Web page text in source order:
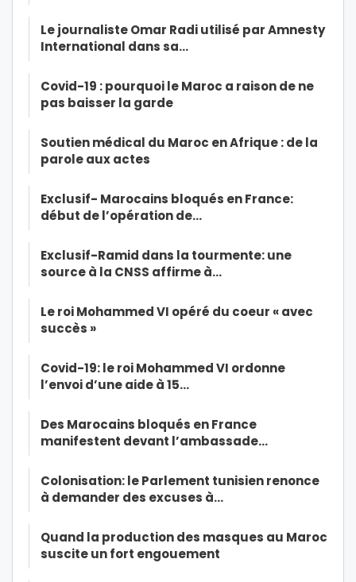
Le journaliste Omar Radi utilisé par Amnesty
International dans sa…
Covid-19 : pourquoi le Maroc a raison de ne
pas baisser la garde
Soutien médical du Maroc en Afrique : de la
parole aux actes
Exclusif- Marocains bloqués en France:
début de l’opération de…
Exclusif-Ramid dans la tourmente: une
source à la CNSS affirme à…
Le roi Mohammed VI opéré du coeur « avec
succès »
Covid-19: le roi Mohammed VI ordonne
l’envoi d’une aide à 15…
Des Marocains bloqués en France
manifestent devant l’ambassade…
Colonisation: le Parlement tunisien renonce
à demander des excuses à…
Quand la production des masques au Maroc
suscite un fort engouement